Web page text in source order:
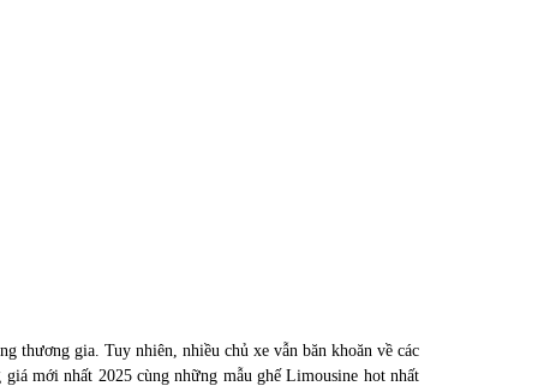
thương gia. Tuy nhiên, nhiều chủ xe vẫn băn khoăn về các
giá mới nhất 2025 cùng những mẫu ghế Limousine hot nhất